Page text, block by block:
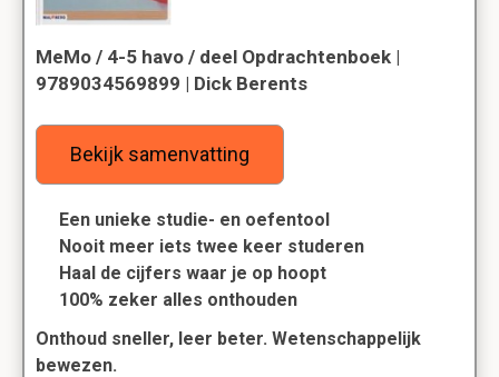
MeMo / 4-5 havo / deel Opdrachtenboek |
9789034569899 | Dick Berents
Bekijk samenvatting
Een unieke studie- en oefentool
Nooit meer iets twee keer studeren
Haal de cijfers waar je op hoopt
100% zeker alles onthouden
Onthoud sneller, leer beter. Wetenschappelijk
bewezen.